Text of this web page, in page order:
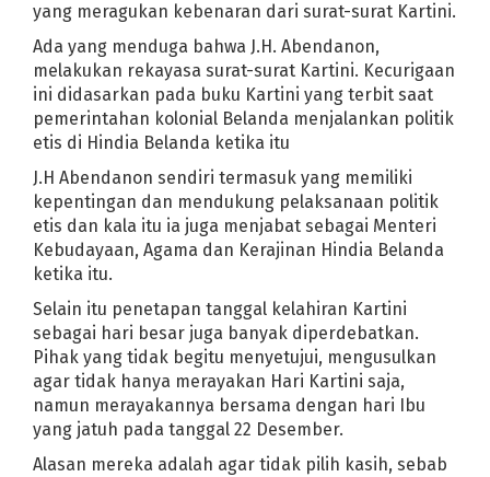
yang meragukan kebenaran dari surat-surat Kartini.
Ada yang menduga bahwa J.H. Abendanon,
melakukan rekayasa surat-surat Kartini. Kecurigaan
ini didasarkan pada buku Kartini yang terbit saat
pemerintahan kolonial Belanda menjalankan politik
etis di Hindia Belanda ketika itu
J.H Abendanon sendiri termasuk yang memiliki
kepentingan dan mendukung pelaksanaan politik
etis dan kala itu ia juga menjabat sebagai Menteri
Kebudayaan, Agama dan Kerajinan Hindia Belanda
ketika itu.
Selain itu penetapan tanggal kelahiran Kartini
sebagai hari besar juga banyak diperdebatkan.
Pihak yang tidak begitu menyetujui, mengusulkan
agar tidak hanya merayakan Hari Kartini saja,
namun merayakannya bersama dengan hari Ibu
yang jatuh pada tanggal 22 Desember.
Alasan mereka adalah agar tidak pilih kasih, sebab